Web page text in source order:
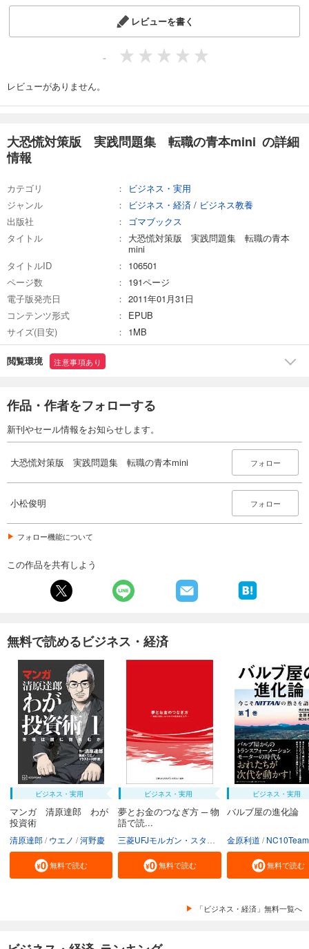
レビューを書く
-
レビューがありません。
大恐慌対策版 実践問題集 転職の青本mini の詳細
情報
カテゴリ
ビジネス・実用
ジャンル
ビジネス・経済 / ビジネス教養
出版社
ゴマブックス
タイトル
大恐慌対策版 実践問題集 転職の青本
mini
タイトルID
106501
ページ数
191ページ
電子版発売日
2011年01月31日
コンテンツ形式
EPUB
サイズ(目安)
1MB
閲覧環境 注意事項あり
作品・作者をフォローする
新刊やセール情報をお知らせします。
大恐慌対策版 実践問題集 転職の青本mini フォロー
小松俊明 フォロー
フォロー機能について
この作品を共有しよう
無料で読めるビジネス・経済
ビジネス・実用
マンガ 清原達郎 わが
投資術
清原達郎 ウエノ 河野慶
無料で読む
ビジネス・実用
夢とお金のつなぎ方 ─ 物
語で読...
無料で読む
ビジネス・実用
バルブ屋の進化論
金原利道 NC10Team
無料で読む
「ビジネス・経済」無料一覧へ